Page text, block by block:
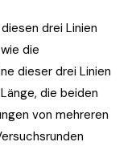
drei Linien
die
dieser drei Linien
die beiden
von mehreren